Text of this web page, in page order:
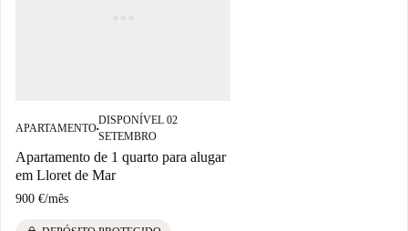
APARTAMENTO■
DISPONÍVEL 02
SETEMBRO
Apartamento de 1 quarto para alugar
em Lloret de Mar
900 €/mês